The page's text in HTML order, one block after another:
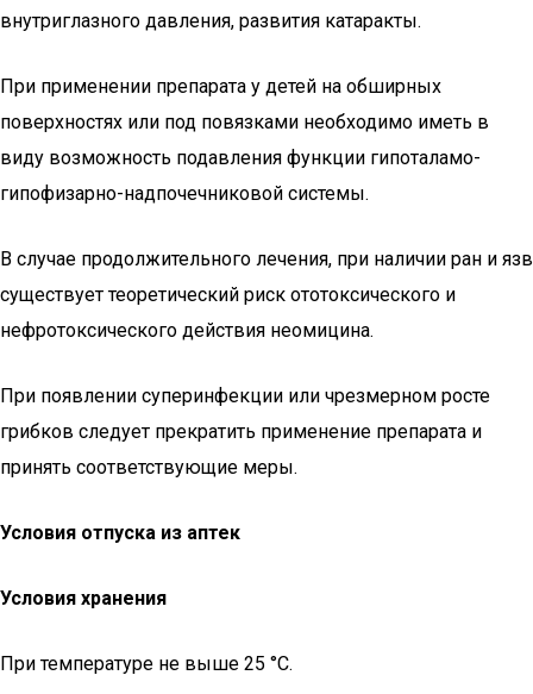
внутриглазного давления, развития катаракты.
При применении препарата у детей на обширных
поверхностях или под повязками необходимо иметь в
виду возможность подавления функции гипоталамо-
гипофизарно-надпочечниковой системы.
В случае продолжительного лечения, при наличии ран и язв
существует теоретический риск ототоксического и
нефротоксического действия неомицина.
При появлении суперинфекции или чрезмерном росте
грибков следует прекратить применение препарата и
принять соответствующие меры.
Условия отпуска из аптек
Условия хранения
При температуре не выше 25 °C.